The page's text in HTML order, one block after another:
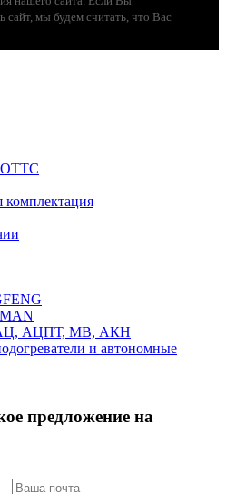
сайт, мы будем считать, что Вас
ОТТС
комплектация
АЦ, АЦПТ, МВ, АКН
и автономные
предложение на